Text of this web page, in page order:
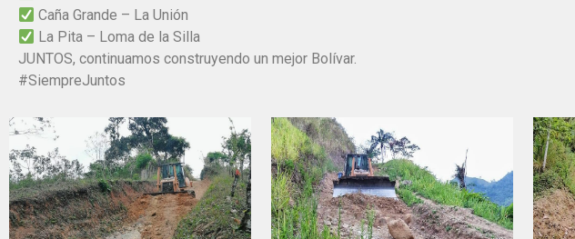
Caña Grande – La Unión
La Pita – Loma de la Silla
JUNTOS, continuamos construyendo un mejor Bolívar.
#SiempreJuntos